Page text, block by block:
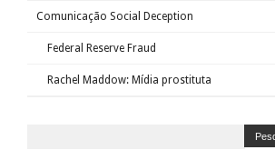
Comunicação Social Deception
Federal Reserve Fraud
Rachel Maddow: Mídia prostituta